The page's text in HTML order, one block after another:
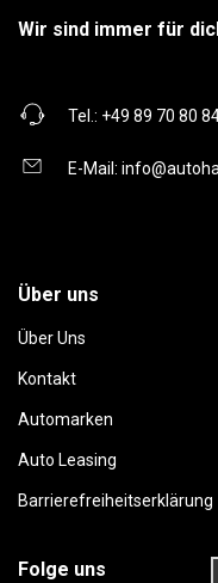
Wir sind immer für
Tel.: +49 89 70 80
E-Mail:
Über uns
Über Uns
Kontakt
Automarken
Auto Leasing
Barrierefreiheitserklärung
Folge uns